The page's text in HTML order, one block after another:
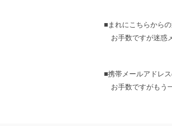
■まれにこちらからの
お手数ですが迷惑メ
■携帯メールアドレス
お手数ですがもう一